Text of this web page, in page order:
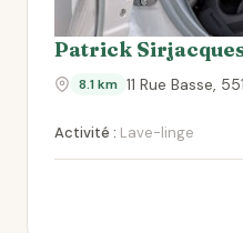
Patrick
8.1 km 11 Rue Basse,
Activité : Lave-linge